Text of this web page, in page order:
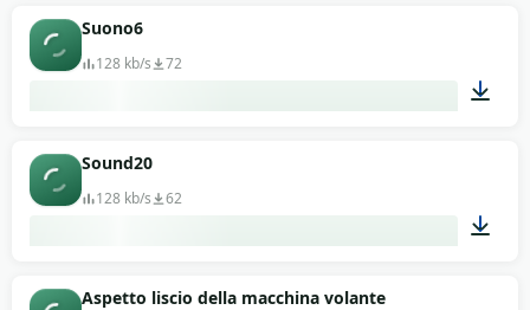
Suono6
128 kb/s 72
Sound20
128 kb/s 62
Aspetto liscio della macchina volante